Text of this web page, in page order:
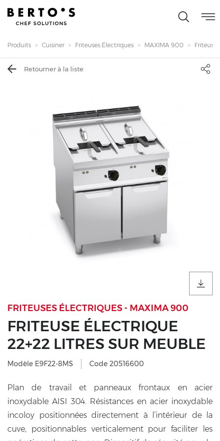
Produits Cuisiner Friteuses Électriques MAXIMA 900 Friteuse
Retourner à la liste
FRITEUSES ÉLECTRIQUES - MAXIMA 900
FRITEUSE ÉLECTRIQUE
22+22 LITRES SUR MEUBLE
Modèle E9F22-8MS Code 20516600
Plan de travail et panneaux frontaux en acier
inoxydable AISI 304. Résistances en acier inoxydable
incoloy positionnées directement à l’intérieur de la
cuve, positionnables verticalement pour faciliter les